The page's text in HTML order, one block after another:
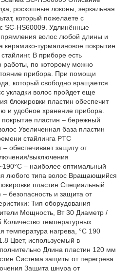
роскошные локоны, зеркальная
который пожелаете с
SC-HS60009. Удлинённые
волос любой длины и
керамико-турмалиновое покрытие
В приборе есть
работы, по которому можно
прибора. При помощи
который свободно вращается
укладки волос пройдет еще
блокировки пластин обеспечит
и удобное хранение прибора.
пластин – бережный
Увеличенная база пластин
стайлинга PTC
– обеспечивает защиту от
выключения
– наиболее оптимальный
любого типа волос Вращающийся
пластин Специальный
безопасность и защита от
Тип оборудования
Мощность, Вт 30 Диаметр /
температурных
температура нагрева, °С 190
Цвет, используемый в
Длина пластин 120 мм
Система защиты от перегрева
Защита шнура от